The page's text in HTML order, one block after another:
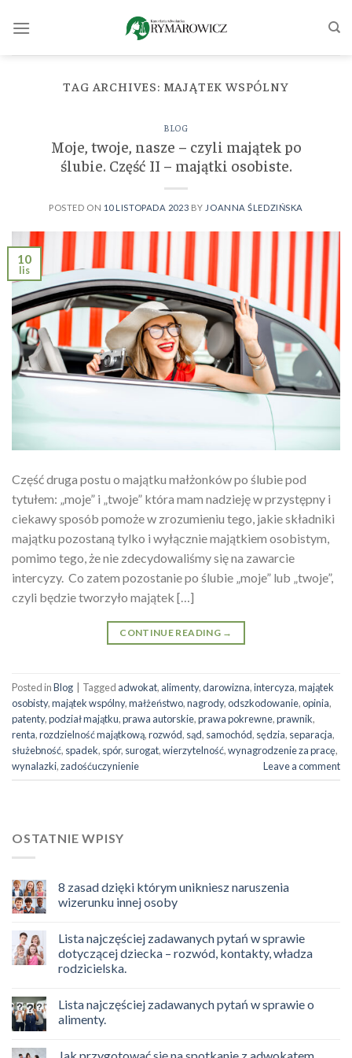
TAG ARCHIVES: MAJĄTEK WSPÓLNY
BLOG
Moje, twoje, nasze – czyli majątek po
ślubie. Część II – majątki osobiste.
POSTED ON 10 LISTOPADA 2023 BY JOANNA ŚLEDZIŃSKA
10
lis
Część druga postu o majątku małżonków po ślubie pod
tytułem: „moje” i „twoje” która mam nadzieję w przystępny i
ciekawy sposób pomoże w zrozumieniu tego, jakie składniki
majątku pozostaną tylko i wyłącznie majątkiem osobistym,
pomimo tego, że nie zdecydowaliśmy się na zawarcie
intercyzy. Co zatem pozostanie po ślubie „moje” lub „twoje”,
czyli będzie tworzyło majątek […]
CONTINUE READING →
Posted inBlog Tagged adwokat, alimenty,darowizna,intercyza,majątek
osobisty,majątek wspólny,małżeństwo,nagrody,odszkodowanie,opinia,
patenty,podział majątku,prawa autorskie,prawa pokrewne,prawnik,
renta,rozdzielność majątkową,rozwód, sąd, samochód, sędzia, separacja,
służebność, spadek, spór, surogat,wierzytelność,wynagrodzenie za pracę,
wynalazki,zadośćuczynienie Leave a comment
OSTATNIE WPISY
8 zasad dzięki którym unikniesz naruszenia
wizerunku innej osoby
Lista najczęściej zadawanych pytań w sprawie
dotyczącej dziecka – rozwód, kontakty, władza
rodzicielska.
Lista najczęściej zadawanych pytań w sprawie o
alimenty.